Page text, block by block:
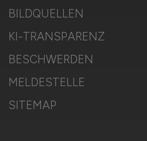
BILDQUELLEN
KI-TRANSPARENZ
BESCHWERDEN
MELDESTELLE
SITEMAP